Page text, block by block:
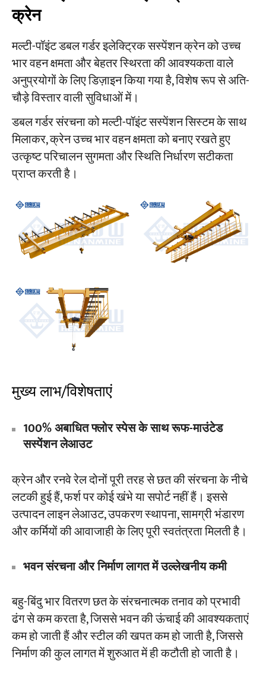
क्रेन
मल्टी-पॉइंट डबल गर्डर इलेक्ट्रिक सस्पेंशन क्रेन को उच्च
भार वहन क्षमता और बेहतर स्थिरता की आवश्यकता वाले
अनुप्रयोगों के लिए डिज़ाइन किया गया है, विशेष रूप से अति-
चौड़े विस्तार वाली सुविधाओं में।
डबल गर्डर संरचना को मल्टी-पॉइंट सस्पेंशन सिस्टम के साथ
मिलाकर, क्रेन उच्च भार वहन क्षमता को बनाए रखते हुए
उत्कृष्ट परिचालन सुगमता और स्थिति निर्धारण सटीकता
प्राप्त करती है।
मुख्य लाभ/विशेषताएं
100% अबाधित फ्लोर स्पेस के साथ रूफ-माउंटेड
सस्पेंशन लेआउट
क्रेन और रनवे रेल दोनों पूरी तरह से छत की संरचना के नीचे
लटकी हुई हैं, फर्श पर कोई खंभे या सपोर्ट नहीं हैं। इससे
उत्पादन लाइन लेआउट, उपकरण स्थापना, सामग्री भंडारण
और कर्मियों की आवाजाही के लिए पूरी स्वतंत्रता मिलती है।
भवन संरचना और निर्माण लागत में उल्लेखनीय कमी
बहु-बिंदु भार वितरण छत के संरचनात्मक तनाव को प्रभावी
ढंग से कम करता है, जिससे भवन की ऊंचाई की आवश्यकताएं
कम हो जाती हैं और स्टील की खपत कम हो जाती है, जिससे
निर्माण की कुल लागत में शुरुआत में ही कटौती हो जाती है।